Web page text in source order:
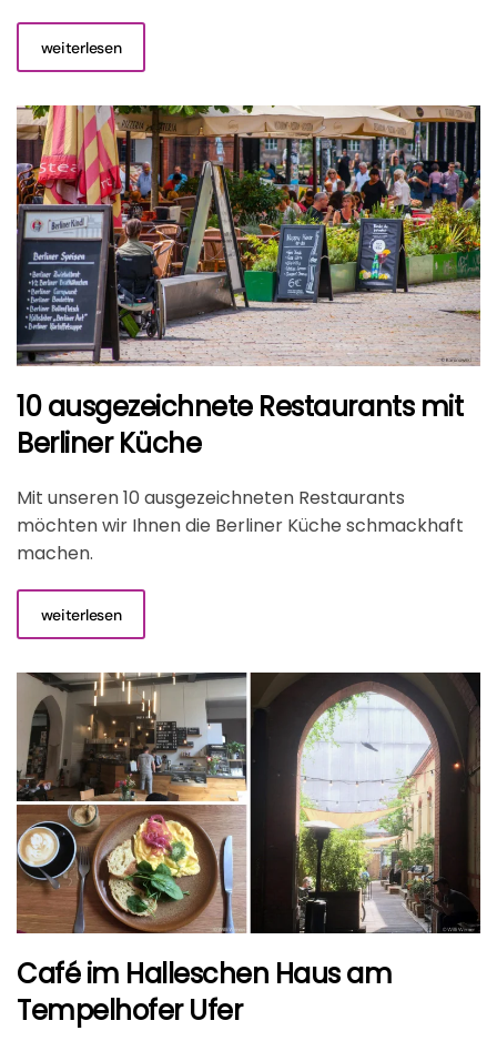
weiterlesen
10 ausgezeichnete Restaurants mit
Berliner Küche
Mit unseren 10 ausgezeichneten Restaurants
möchten wir Ihnen die Berliner Küche schmackhaft
machen.
weiterlesen
Café im Halleschen Haus am
Tempelhofer Ufer